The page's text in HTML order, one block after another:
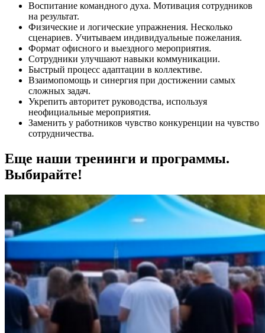
Воспитание командного духа. Мотивация сотрудников
на результат.
Физические и логические упражнения. Несколько
сценариев. Учитываем индивидуальные пожелания.
Формат офисного и выездного мероприятия.
Сотрудники улучшают навыки коммуникации.
Быстрый процесс адаптации в коллективе.
Взаимопомощь и синергия при достижении самых
сложных задач.
Укрепить авторитет руководства, используя
неофициальные мероприятия.
Заменить у работников чувство конкуренции на чувство
сотрудничества.
Еще наши тренинги и программы.
Выбирайте!